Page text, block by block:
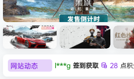
虚拟机版/Assassin’s
网站动态
w******g 签到获取 49